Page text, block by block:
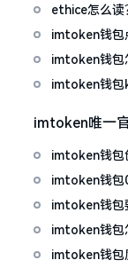
ethice怎么读
imtoken钱包
imtoken钱包
人
imtoken钱包
imtoken唯一
imtoken钱包
imtoken钱包
imtoken钱包
imtoken钱包
产
imtoken钱包